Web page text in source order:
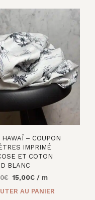
HAWAÏ – COUPON
IMPRIMÉ
ET COTON
BLANC
€ Le
15,00€Le/ m
AU PANIER